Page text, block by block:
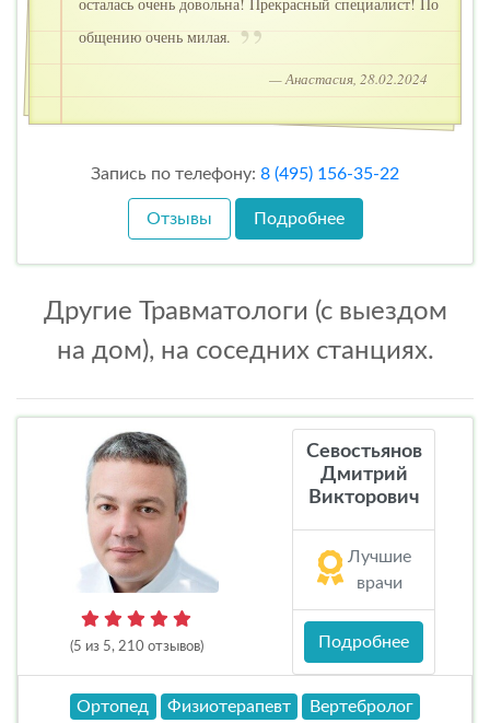
общению очень милая.
— Анастасия, 28.02.2024
Запись по телефону: 8 (495) 156-35-22
Отзывы Подробнее
Другие Травматологи (с выездом
на дом), на соседних станциях.
(5 из 5, 210 отзывов)
Севостьянов
Дмитрий
Викторович
Лучшие
врачи
Подробнее
Ортопед Физиотерапевт
Вертебролог